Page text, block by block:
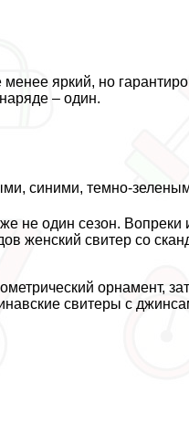
яркий, но
– один.
синими, темно-
не один сезон. Вопреки
женский свитер со
орнамент,
свитеры с